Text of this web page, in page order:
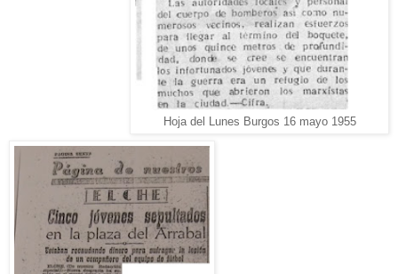
Hoja del Lunes Burgos 16 mayo 1955